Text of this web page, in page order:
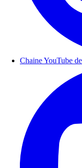
Chaine YouTube